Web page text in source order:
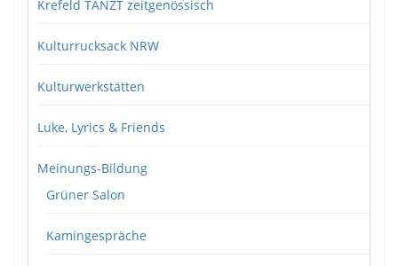
Krefeld TANZT zeitgenössisch
Kulturrucksack NRW
Kulturwerkstätten
Luke, Lyrics & Friends
Meinungs-Bildung
Grüner Salon
Kamingespräche